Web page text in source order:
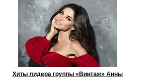
Хиты лидера группы «Винтаж» Анны